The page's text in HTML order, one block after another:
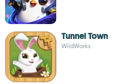
Tunnel Town
WildWorks